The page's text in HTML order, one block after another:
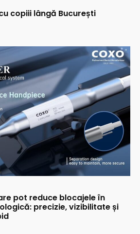
copiii lângă București
pot reduce blocajele în
precizie, vizibilitate și